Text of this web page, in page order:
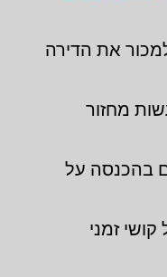
את הדירה
מחזור
בהכנסה על
זמני